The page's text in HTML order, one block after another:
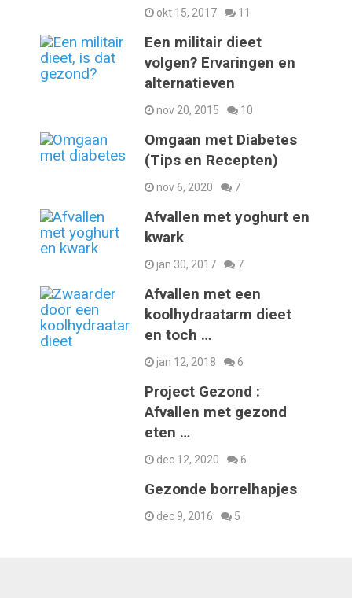
okt 15, 2017 11
Een militair dieet
volgen? Ervaringen en
alternatieven
nov 20, 2015 10
Omgaan met Diabetes
(Tips en Recepten)
nov 6, 2020 7
Afvallen met yoghurt en
kwark
jan 30, 2017 7
Afvallen met een
koolhydraatarm dieet
en toch …
jan 12, 2018 6
Project Gezond :
Afvallen met gezond
eten …
dec 12, 2020 6
Gezonde borrelhapjes
dec 9, 2016 5